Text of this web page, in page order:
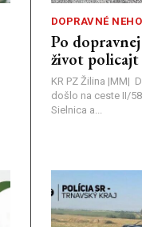
DOPRAVNÉ
Po
život policajt
KR PZ Žilina |MM|
došlo na ceste II/
Sielnica a...